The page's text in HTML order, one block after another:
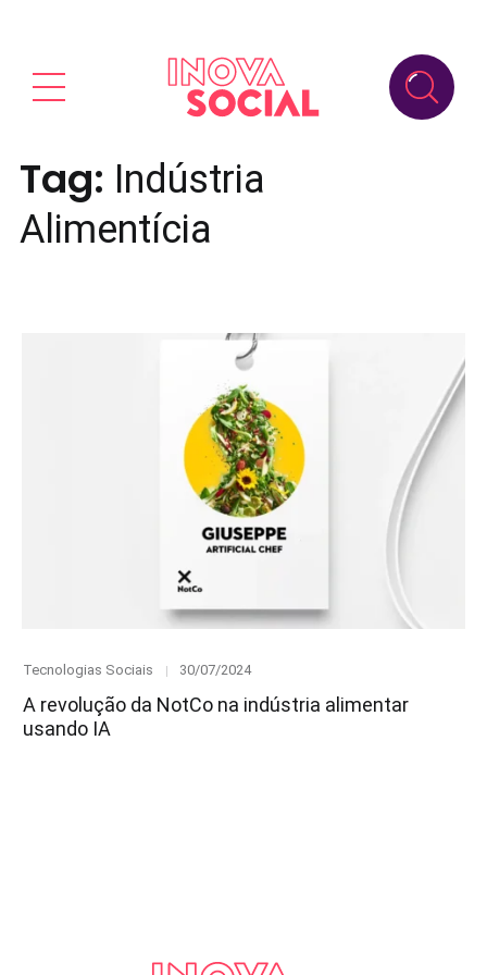
Tag: Indústria
Alimentícia
Category
Tecnologias Sociais
Posted
30/07/2024
A revolução da NotCo na indústria alimentar
usando IA